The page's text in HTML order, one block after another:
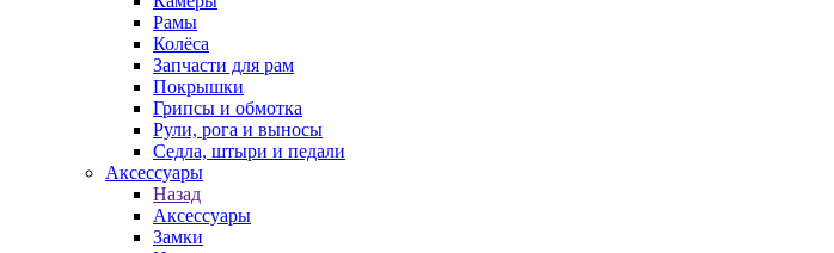
Рамы
Колёса
Запчасти для рам
Покрышки
Грипсы и обмотка
Рули, рога и выносы
Седла, штыри и педали
Аксессуары
Назад
Аксессуары
Замки